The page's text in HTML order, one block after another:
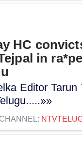
HC
in
Editor
CHANNEL: